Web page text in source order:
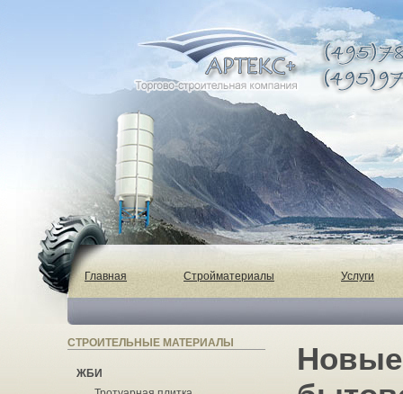
Главная Стройматериалы Услуги
СТРОИТЕЛЬНЫЕ МАТЕРИАЛЫ
ЖБИ
Новые